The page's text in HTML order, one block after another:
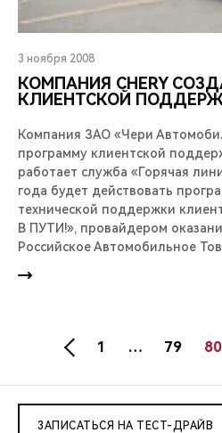
3 ноября 2008
КОМПАНИЯ CHERY
КЛИЕНТСКОЙ
Компания ЗАО «Чери
программу клиентской
работает служба «Горячая
года будет действовать
технической поддержки
В ПУТИ!», провайдером
Российское Автомобильное
1 … 79 80
ЗАПИСАТЬСЯ НА ТЕСТ-ДРАЙВ